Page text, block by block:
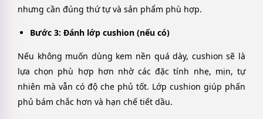
nhưng cần đúng thứ tự và sản phẩm phù hợp.
Bước 3: Đánh lớp cushion (nếu có)
Nếu không muốn dùng kem nền quá dày, cushion sẽ là
lựa chọn phù hợp hơn nhờ các đặc tính nhẹ, mịn, tự
nhiên mà vẫn có độ che phủ tốt. Lớp cushion giúp phấn
phủ bám chắc hơn và hạn chế tiết dầu.